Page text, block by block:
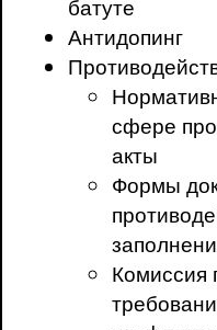
Антидопинг
сфере
акты
Формы
Комиссия